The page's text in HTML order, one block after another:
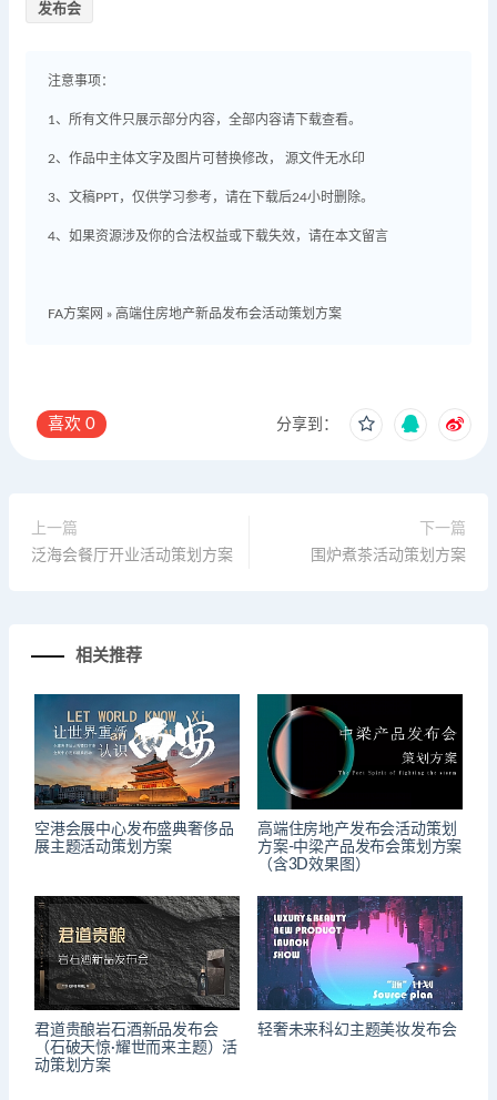
发布会
注意事项：
1、所有文件只展示部分内容，全部内容请下载查看。
2、作品中主体文字及图片可替换修改， 源文件无水印
3、文稿PPT，仅供学习参考，请在下载后24小时删除。
4、如果资源涉及你的合法权益或下载失效，请在本文留言
FA方案网 » 高端住房地产新品发布会活动策划方案
喜欢 0 分享到：
上一篇
泛海会餐厅开业活动策划方案
下一篇
围炉煮茶活动策划方案
相关推荐
空港会展中心发布盛典奢侈品
展主题活动策划方案
高端住房地产发布会活动策划
方案-中梁产品发布会策划方案
（含3D效果图）
君道贵酿岩石酒新品发布会
（石破天惊·耀世而来主题）活
动策划方案
轻奢未来科幻主题美妆发布会